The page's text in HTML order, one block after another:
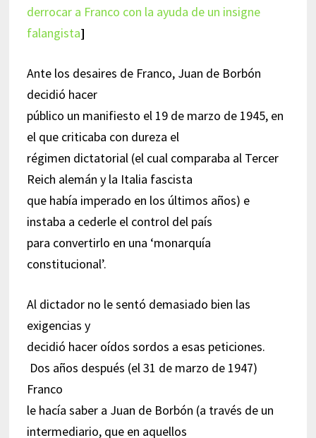
derrocar a Franco con la ayuda de un insigne
falangista]
Ante los desaires de Franco, Juan de Borbón
decidió hacer
público un manifiesto el 19 de marzo de 1945, en
el que criticaba con dureza el
régimen dictatorial (el cual comparaba al Tercer
Reich alemán y la Italia fascista
que había imperado en los últimos años) e
instaba a cederle el control del país
para convertirlo en una ‘monarquía
constitucional’.
Al dictador no le sentó demasiado bien las
exigencias y
decidió hacer oídos sordos a esas peticiones.
Dos años después (el 31 de marzo de 1947)
Franco
le hacía saber a Juan de Borbón (a través de un
intermediario, que en aquellos